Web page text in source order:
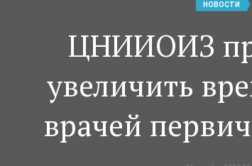
НОВОСТИ
ЦНИИОИЗ
увеличить
врачей